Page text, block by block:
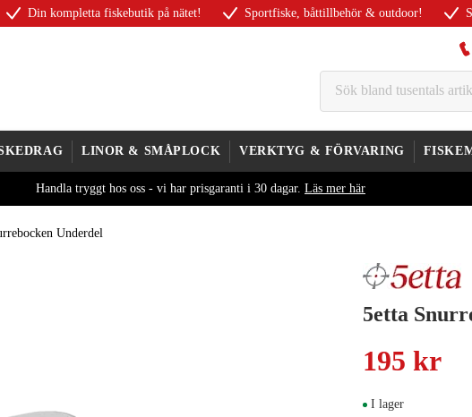
Din kompletta fiskebutik på nätet! Sportfiske, båttillbehör & outdoor!
LINOR & SMÅPLOCK VERKTYG & FÖRVARING
Handla tryggt hos oss - vi har prisgaranti i 30 dagar. Läs mer här
Underdel
5etta
195 kr
I lager